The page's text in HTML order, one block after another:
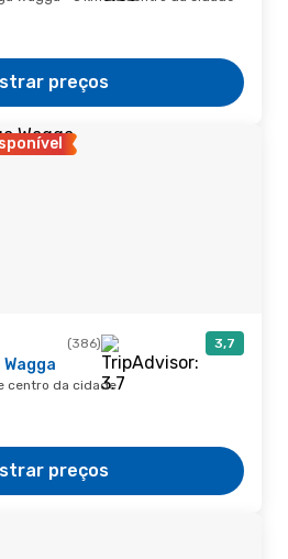
preços
(386) 3,7
centro da cidade
preços